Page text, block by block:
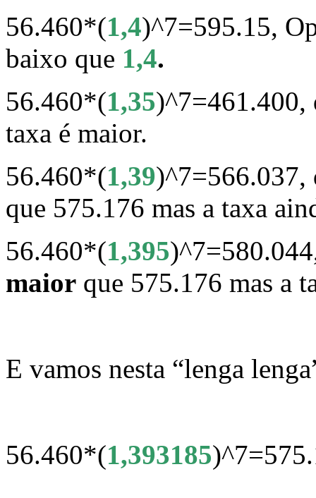
56.460*(1,4)^7=595.15,
baixo que 1,4.
56.460*(1,35)^7=461.400,
taxa é maior.
56.460*(1,39)^7=566.037,
que 575.176 mas a taxa
56.460*(1,395
maior que 575.176 mas a
E vamos nesta “lenga
56.460*(1,393185